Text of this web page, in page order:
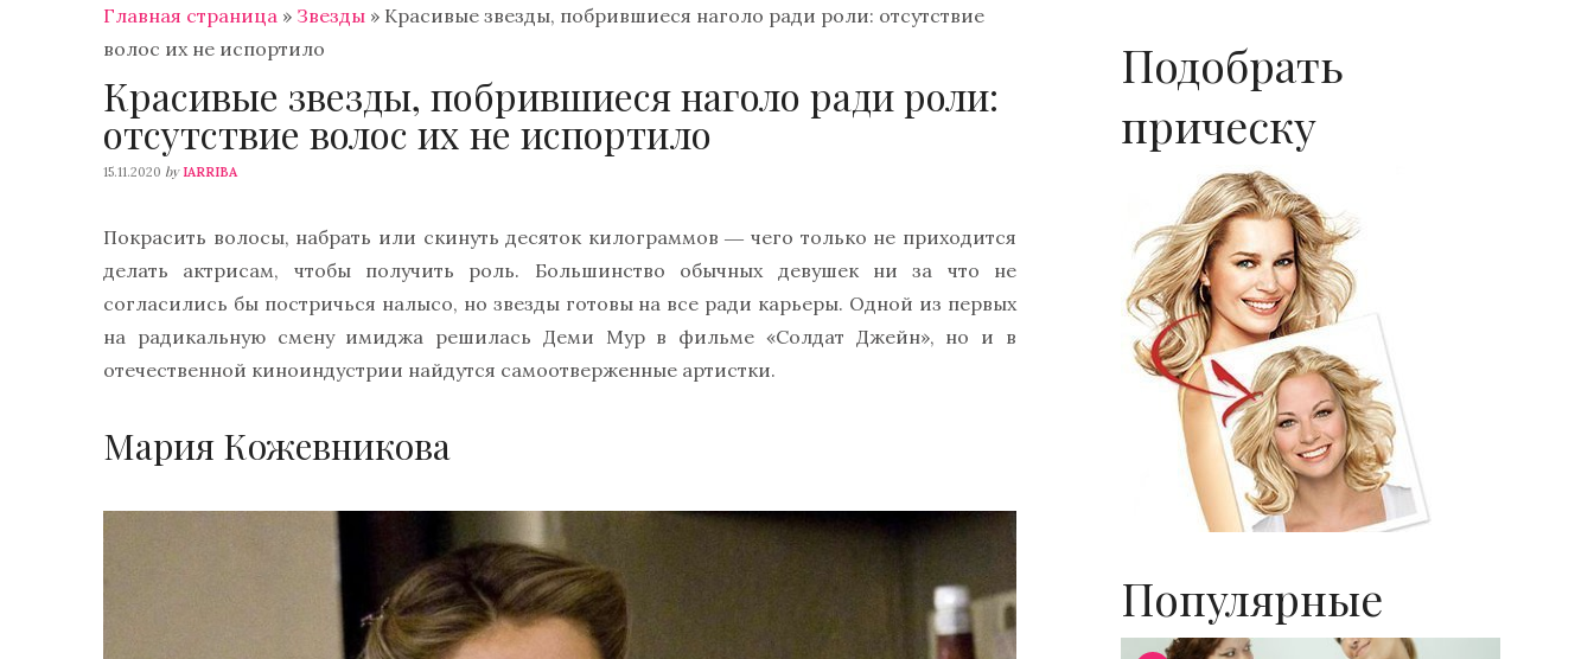
Главная страница » Звезды » Красивые звезды, побрившиеся наголо ради роли: отсутствие
волос их не испортило
Красивые звезды, побрившиеся наголо ради роли:
отсутствие волос их не испортило
15.11.2020 by IARRIBA
Покрасить волосы, набрать или скинуть десяток килограммов ― чего только не приходится
делать актрисам, чтобы получить роль. Большинство обычных девушек ни за что не
согласились бы постричься налысо, но звезды готовы на все ради карьеры. Одной из первых
на радикальную смену имиджа решилась Деми Мур в фильме «Солдат Джейн», но и в
отечественной киноиндустрии найдутся самоотверженные артистки.
Мария Кожевникова
Подобрать
прическу
Популярные